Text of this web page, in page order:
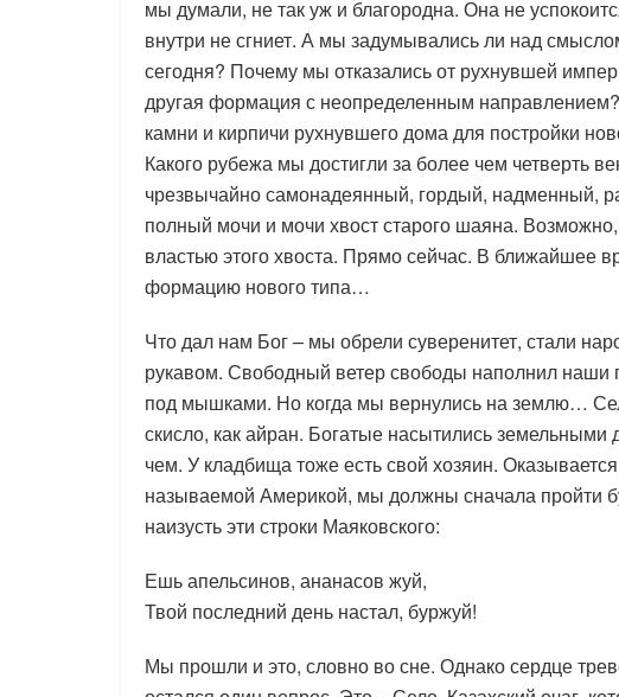
мы думали, не так уж и благородна. Она не
внутри не сгниет. А мы задумывались ли над
сегодня? Почему мы отказались от рухнувшей
другая формация с неопределенным
камни и кирпичи рухнувшего дома для постройки
Какого рубежа мы достигли за более чем четверть
чрезвычайно самонадеянный, гордый, надменный,
полный мочи и мочи хвост старого шаяна.
властью этого хвоста. Прямо сейчас. В ближайшее
формацию нового типа…
Что дал нам Бог – мы обрели суверенитет, стали
рукавом. Свободный ветер свободы наполнил
под мышками. Но когда мы вернулись на землю…
скисло, как айран. Богатые насытились земельными
чем. У кладбища тоже есть свой хозяин.
называемой Америкой, мы должны сначала пройти
наизусть эти строки Маяковского:
Ешь апельсинов, ананасов жуй,
Твой последний день настал, буржуй!
Мы прошли и это, словно во сне. Однако сердце